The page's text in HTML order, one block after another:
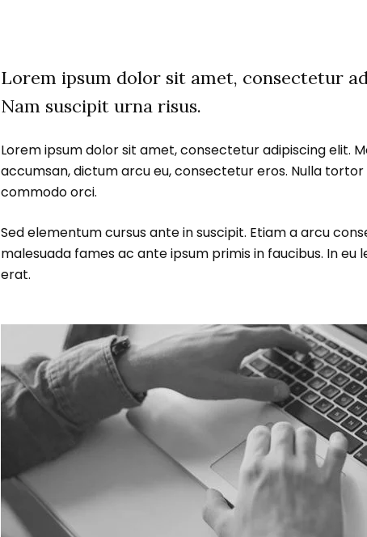
Lorem ipsum dolor sit amet, consectetur
Nam suscipit urna risus.
Lorem ipsum dolor sit amet, consectetur adipiscing elit.
accumsan, dictum arcu eu, consectetur eros. Nulla
commodo orci.
Sed elementum cursus ante in suscipit. Etiam a arcu
malesuada fames ac ante ipsum primis in faucibus. In
erat.